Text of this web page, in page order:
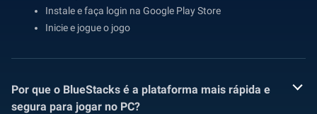
Instale e faça login na Google Play Store
Inicie e jogue o jogo
Por que o BlueStacks é a plataforma mais rápida e
segura para jogar no PC?